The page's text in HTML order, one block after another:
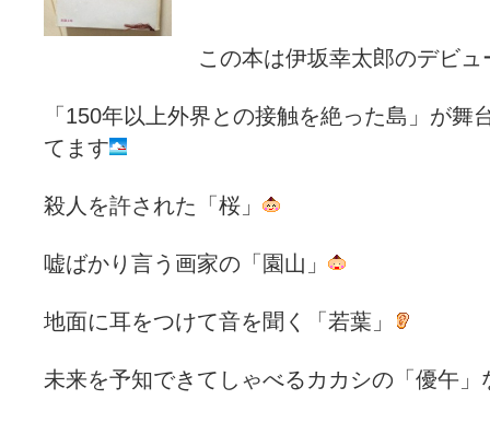
この本は伊坂幸太郎のデビュ
「150年以上外界との接触を絶った島」が舞
てます
殺人を許された「桜」
嘘ばかり言う画家の「園山」
地面に耳をつけて音を聞く「若葉」
未来を予知できてしゃべるカカシの「優午」